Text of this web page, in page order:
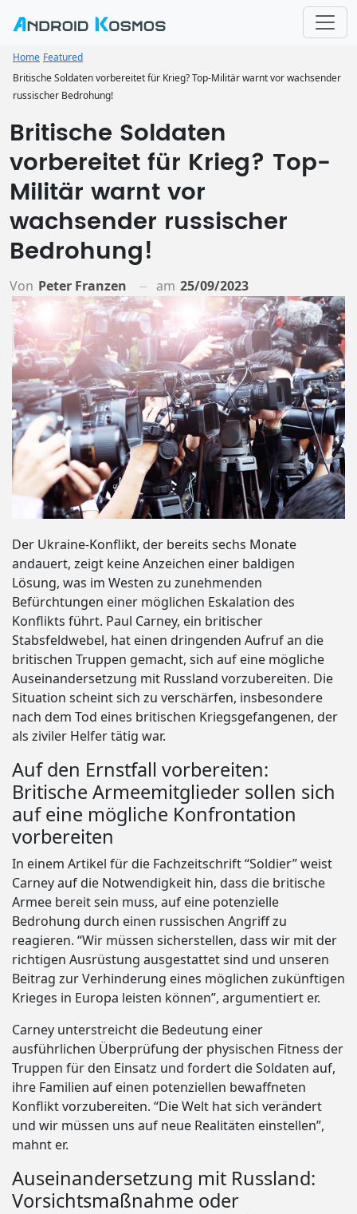
Home Featured
Britische Soldaten vorbereitet für Krieg? Top-Militär warnt vor wachsender
russischer Bedrohung!
Britische Soldaten
vorbereitet für Krieg? Top-
Militär warnt vor
wachsender russischer
Bedrohung!
Von Peter Franzen am 25/09/2023
Der Ukraine-Konflikt, der bereits sechs Monate
andauert, zeigt keine Anzeichen einer baldigen
Lösung, was im Westen zu zunehmenden
Befürchtungen einer möglichen Eskalation des
Konflikts führt. Paul Carney, ein britischer
Stabsfeldwebel, hat einen dringenden Aufruf an die
britischen Truppen gemacht, sich auf eine mögliche
Auseinandersetzung mit Russland vorzubereiten. Die
Situation scheint sich zu verschärfen, insbesondere
nach dem Tod eines britischen Kriegsgefangenen, der
als ziviler Helfer tätig war.
Auf den Ernstfall vorbereiten:
Britische Armeemitglieder sollen sich
auf eine mögliche Konfrontation
vorbereiten
In einem Artikel für die Fachzeitschrift “Soldier” weist
Carney auf die Notwendigkeit hin, dass die britische
Armee bereit sein muss, auf eine potenzielle
Bedrohung durch einen russischen Angriff zu
reagieren. “Wir müssen sicherstellen, dass wir mit der
richtigen Ausrüstung ausgestattet sind und unseren
Beitrag zur Verhinderung eines möglichen zukünftigen
Krieges in Europa leisten können”, argumentiert er.
Carney unterstreicht die Bedeutung einer
ausführlichen Überprüfung der physischen Fitness der
Truppen für den Einsatz und fordert die Soldaten auf,
ihre Familien auf einen potenziellen bewaffneten
Konflikt vorzubereiten. “Die Welt hat sich verändert
und wir müssen uns auf neue Realitäten einstellen”,
mahnt er.
Auseinandersetzung mit Russland:
Vorsichtsmaßnahme oder